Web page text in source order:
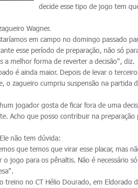
decide esse tipo de jogo tem
Wagner.
em campo no domingo passado
esse período de preparação, não só
a melhor forma de reverter a decisão", diz.
é ainda maior. Depois de levar o
o zagueiro cumpriu suspensão na partida
jogador gosta de ficar fora de uma
Acho que posso contribuir na preparação
não tem dúvida:
que temos que virar esse placar, mas
jogo para os pênaltis. Não é necessário
treino no CT Hélio Dourado, em Eldorado